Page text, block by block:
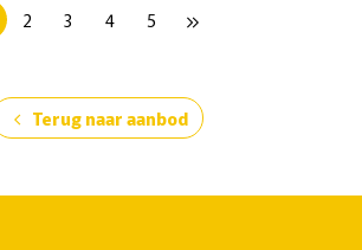
2 3 4 5 keyboard_double_arrow_right
chevron_left Terug naar aanbod